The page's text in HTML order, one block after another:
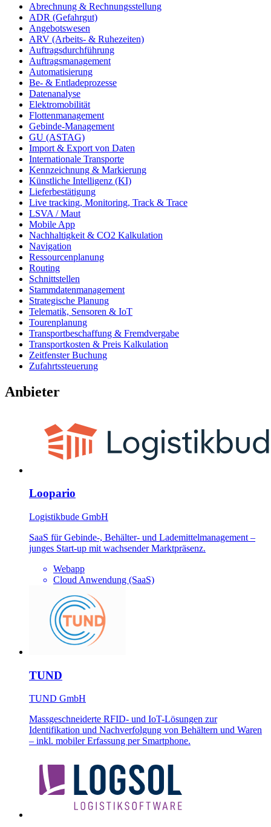
Abrechnung & Rechnungsstellung
ADR (Gefahrgut)
Angebotswesen
ARV (Arbeits- & Ruhezeiten)
Auftragsdurchführung
Auftragsmanagement
Automatisierung
Be- & Entladeprozesse
Datenanalyse
Elektromobilität
Flottenmanagement
Gebinde-Management
GU (ASTAG)
Import & Export von Daten
Internationale Transporte
Kennzeichnung & Markierung
Künstliche Intelligenz (KI)
Lieferbestätigung
Live tracking, Monitoring, Track & Trace
LSVA / Maut
Mobile App
Nachhaltigkeit & CO2 Kalkulation
Navigation
Ressourcenplanung
Routing
Schnittstellen
Stammdatenmanagement
Strategische Planung
Telematik, Sensoren & IoT
Tourenplanung
Transportbeschaffung & Fremdvergabe
Transportkosten & Preis Kalkulation
Zeitfenster Buchung
Zufahrtssteuerung
Anbieter
Loopario
Logistikbude GmbH
SaaS für Gebinde-, Behälter- und Lademittelmanagement –
junges Start-up mit wachsender Marktpräsenz.
Webapp
Cloud Anwendung (SaaS)
TUND
TUND GmbH
Massgeschneiderte RFID- und IoT-Lösungen zur
Identifikation und Nachverfolgung von Behältern und Waren
– inkl. mobiler Erfassung per Smartphone.